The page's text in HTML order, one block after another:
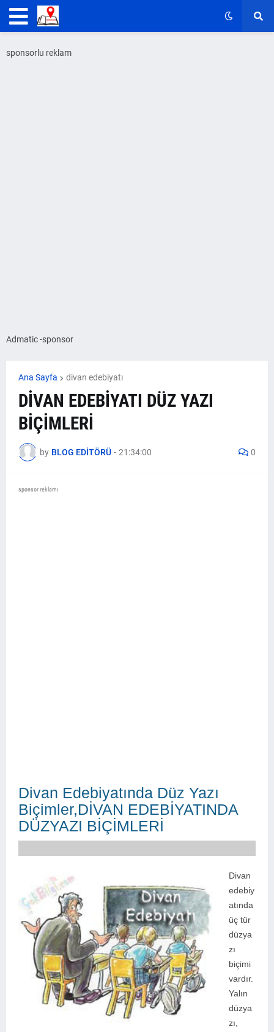
sponsorlu reklam
Admatic -sponsor
Ana Sayfa divan edebiyatı
DİVAN EDEBİYATI DÜZ YAZI
BİÇİMLERİ
by BLOG EDİTÖRÜ - 21:34:00 0
sponsor reklamı
Divan Edebiyatında Düz Yazı
Biçimler,DİVAN EDEBİYATINDA
DÜZYAZI BİÇİMLERİ
Divan
edebiy
atında
üç tür
düzya
zı
biçimi
vardır.
Yalın
düzya
zı,